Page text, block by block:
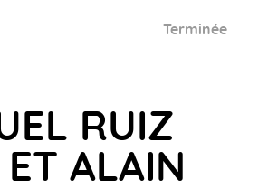
Terminée
RUIZ
ALAIN